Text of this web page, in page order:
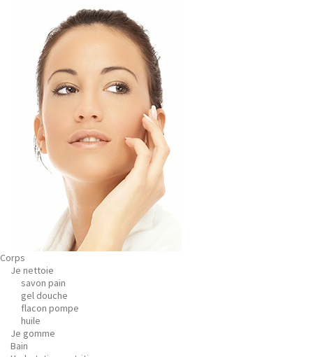
Corps
Je nettoie
savon pain
gel douche
flacon pompe
huile
Je gomme
Bain